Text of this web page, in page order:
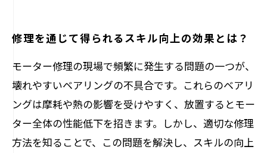
修理を通じて得られるスキル向上の効果とは？
モーター修理の現場で頻繁に発生する問題の一つが、
壊れやすいベアリングの不具合です。これらのベアリ
ングは摩耗や熱の影響を受けやすく、放置するとモー
ター全体の性能低下を招きます。しかし、適切な修理
方法を知ることで、この問題を解決し、スキルの向上